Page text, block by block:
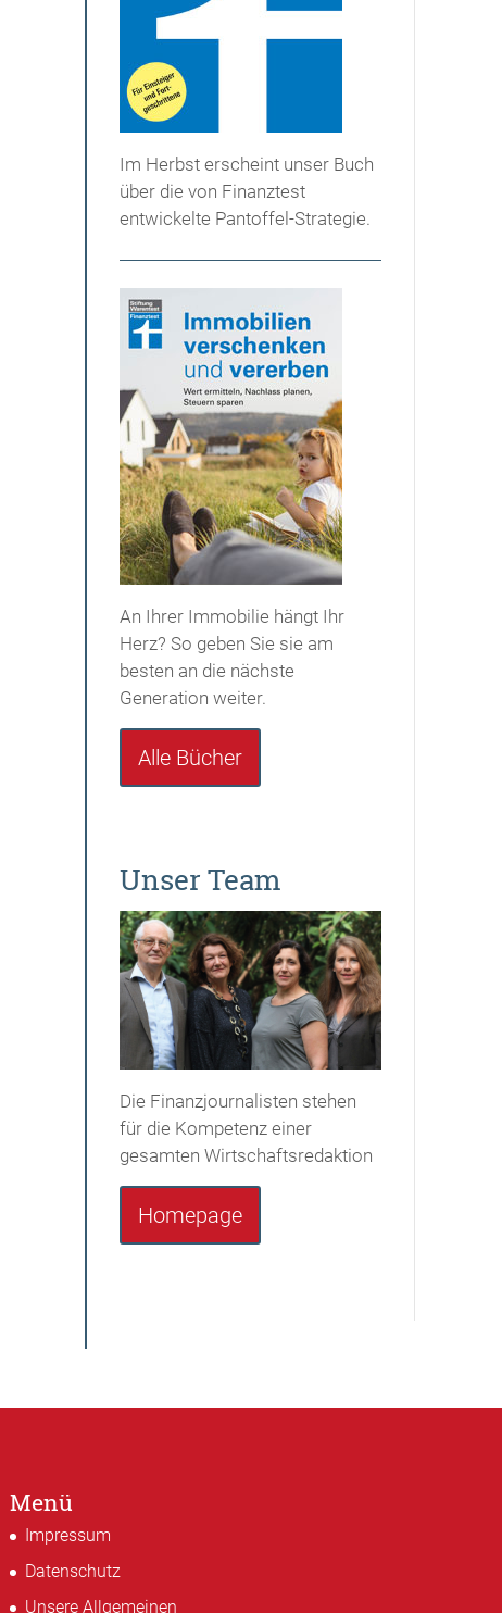
Im Herbst erscheint unser Buch
über die von Finanztest
entwickelte Pantoffel-Strategie.
An Ihrer Immobilie hängt Ihr
Herz? So geben Sie sie am
besten an die nächste
Generation weiter.
Alle Bücher
Unser Team
Die Finanzjournalisten stehen
für die Kompetenz einer
gesamten Wirtschaftsredaktion
Homepage
Menü
Impressum
Datenschutz
Unsere Allgemeinen